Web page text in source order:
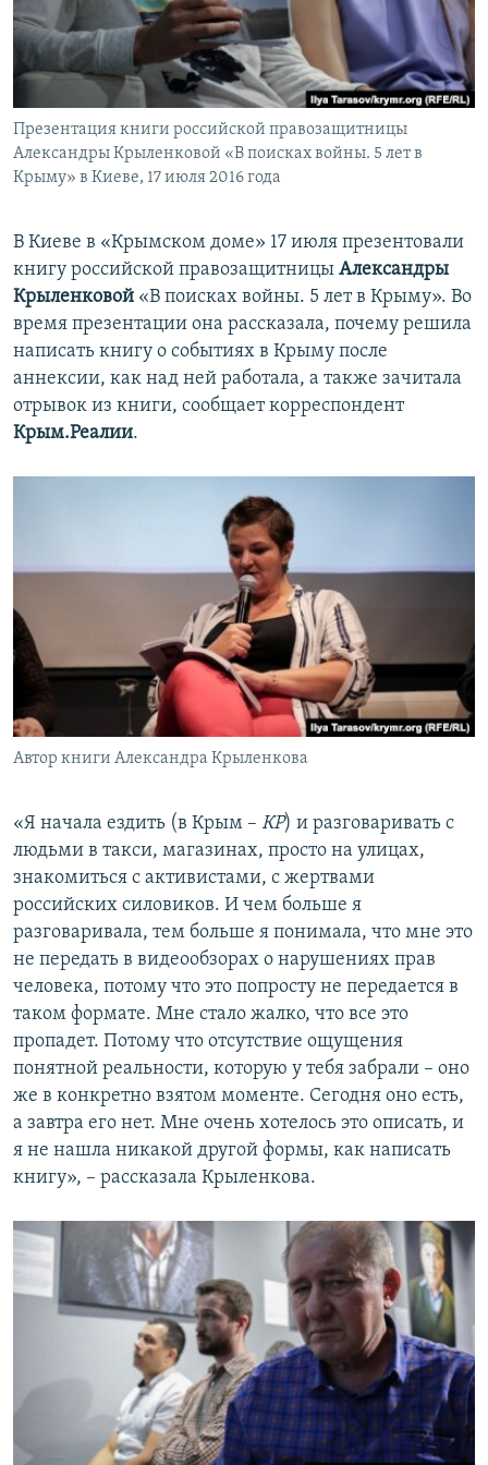
ПОБЕДИТЕЛЕЙ НЕ СУДЯТ?
КРЫМ.НЕПОКОРЕННЫЙ
УКРАИНСКАЯ ПРОБЛЕМА КРЫМА
ПРИСОЕДИНЯЙТЕСЬ!
Все сайты RFE/RL
Презентация книги российской правозащитницы
Александры Крыленковой «В поисках войны. 5 лет в
Крыму» в Киеве, 17 июля 2016 года
В Киеве в «Крымском доме» 17 июля презентовали
книгу российской правозащитницы Александры
Крыленковой «В поисках войны. 5 лет в Крыму». Во
время презентации она рассказала, почему решила
написать книгу о событиях в Крыму после
аннексии, как над ней работала, а также зачитала
отрывок из книги, сообщает корреспондент
Крым.Реалии.
Автор книги Александра Крыленкова
«Я начала ездить (в Крым – КР) и разговаривать с
людьми в такси, магазинах, просто на улицах,
знакомиться с активистами, с жертвами
российских силовиков. И чем больше я
разговаривала, тем больше я понимала, что мне это
не передать в видеообзорах о нарушениях прав
человека, потому что это попросту не передается в
таком формате. Мне стало жалко, что все это
пропадет. Потому что отсутствие ощущения
понятной реальности, которую у тебя забрали – оно
же в конкретно взятом моменте. Сегодня оно есть,
а завтра его нет. Мне очень хотелось это описать, и
я не нашла никакой другой формы, как написать
книгу», – рассказала Крыленкова.